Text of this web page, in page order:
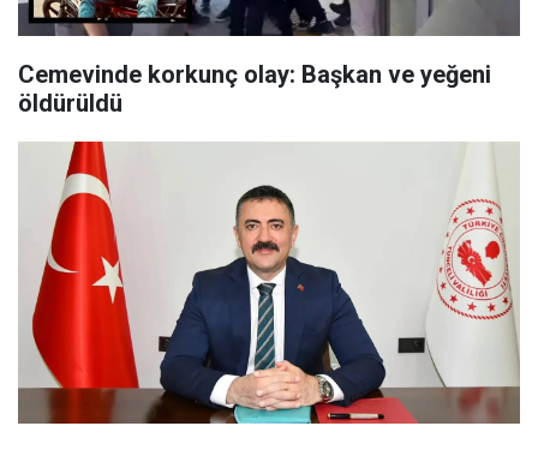
Cemevinde korkunç olay: Başkan ve yeğeni
öldürüldü